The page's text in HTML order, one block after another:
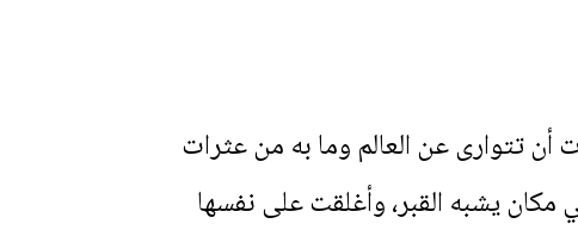
أن تتوارى عن العالم وما به من عثرات
مكان يشبه القبر، وأغلقت على نفسها